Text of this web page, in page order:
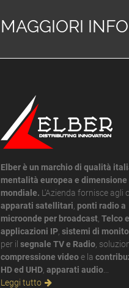
MAGGIORI
Elber è un marchio di qualità
mentalità europea e dimensione
mondiale. L'Azienda fornisce agli
apparati satellitari ponti radio a
microonde per broadcast Telco e
applicazioni IP sistemi di
per il segnale TV e Radio ,
compressione videoe la
HD ed UHD apparati audio
Leggi tutto